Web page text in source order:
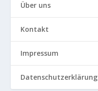
Über uns
Kontakt
Impressum
Datenschutzerklärung